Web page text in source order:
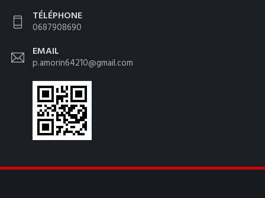
TÉLÉPHONE
0687908690
EMAIL
p.amorin64210@gmail.com